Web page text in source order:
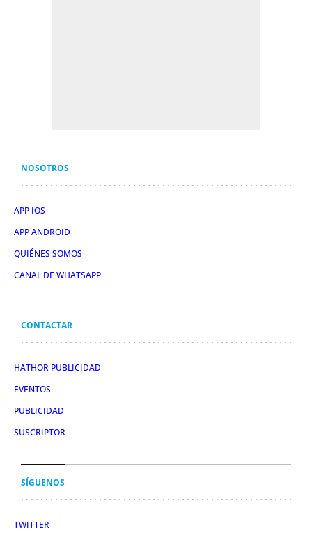
NOSOTROS
APP IOS
APP ANDROID
QUIÉNES SOMOS
CANAL DE WHATSAPP
CONTACTAR
HATHOR PUBLICIDAD
EVENTOS
PUBLICIDAD
SUSCRIPTOR
SÍGUENOS
TWITTER